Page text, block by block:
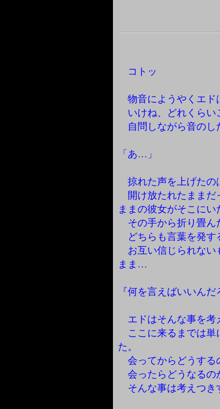
コトッ
物音にようやくエド
いけね、どれくらい
自問しながら音のし
「あ…」
掠れた声を上げたの
開け放たれたままだ
ままの彼女がそこにい
その手から折り畳ん
どちらも言葉を発す
お互い信じられない
まま…
『何を言えばいいんだ
エドはそんな事を考
ここに来るまでは単
た。
会ってからどうする
会ったらどうなるの
そんな事は考えつき